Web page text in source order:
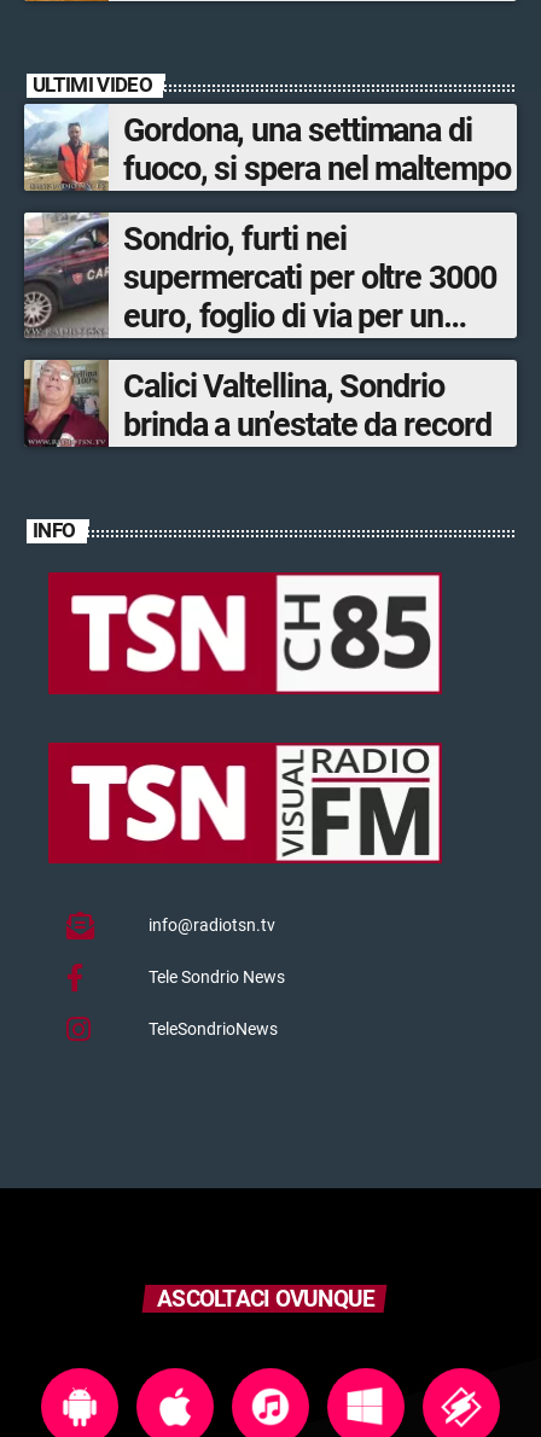
ULTIMI VIDEO
Gordona, una settimana di
fuoco, si spera nel maltempo
Sondrio, furti nei
supermercati per oltre 3000
euro, foglio di via per un
ventinovenne
Calici Valtellina, Sondrio
brinda a un’estate da record
INFO
info@radiotsn.tv
Tele Sondrio News
TeleSondrioNews
ASCOLTACI OVUNQUE